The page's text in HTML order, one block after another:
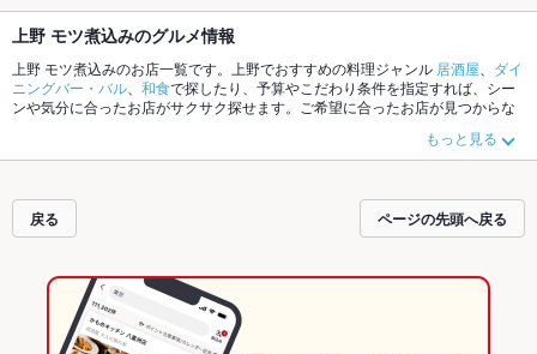
上野 モツ煮込みのグルメ情報
上野 モツ煮込みのお店一覧です。上野でおすすめの料理ジャンル 居酒屋
ダイ
ニングバー・バル
和食で探したり、予算やこだわり条件を指定すれば、シー
ンや気分に合ったお店がサクサク探せます。ご希望に合ったお店が見つからな
ットペッパーグルメなら、お得なクーポンはもちろん、こだわりメニューから
あげ、馬刺し、お茶漬けや季節のおすすめ料理など、お店の最新情報をご紹介
です。友達どうしの飲み会にも、会社の宴会にも、デートやパーティーにもお
得に便利にホットペッパーグルメをご利用ください。
もっと見る
戻る ページの先頭へ戻る